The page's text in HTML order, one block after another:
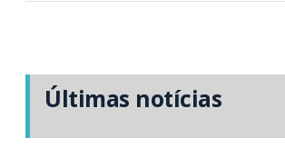
Últimas notícias